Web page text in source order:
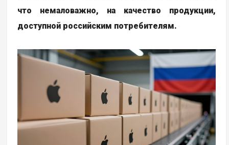
что немаловажно, на качество продукции,
доступной российским потребителям.